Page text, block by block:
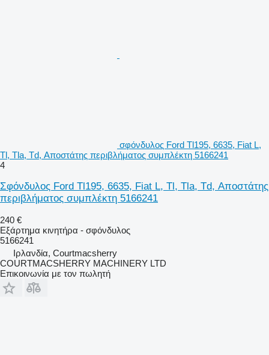
σφόνδυλος Ford Tl195, 6635, Fiat L,
Tl, Tla, Td, Αποστάτης περιβλήματος συμπλέκτη 5166241
4
Σφόνδυλος Ford Tl195, 6635, Fiat L, Tl, Tla, Td, Αποστάτης
περιβλήματος συμπλέκτη 5166241
240 €
Εξάρτημα κινητήρα - σφόνδυλος
5166241
Ιρλανδία, Courtmacsherry
COURTMACSHERRY MACHINERY LTD
Επικοινωνία με τον πωλητή